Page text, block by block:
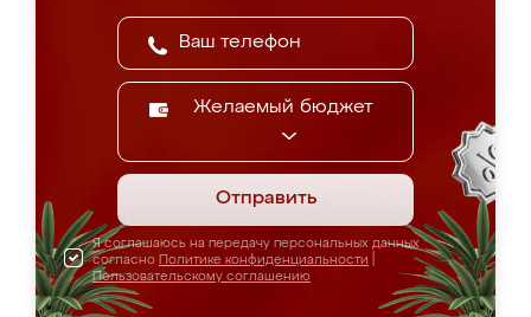
Желаемый бюджет
Отправить
Я соглашаюсь на передачу персональных данных
согласно Политике конфиденциальности
Пользовательскому соглашению